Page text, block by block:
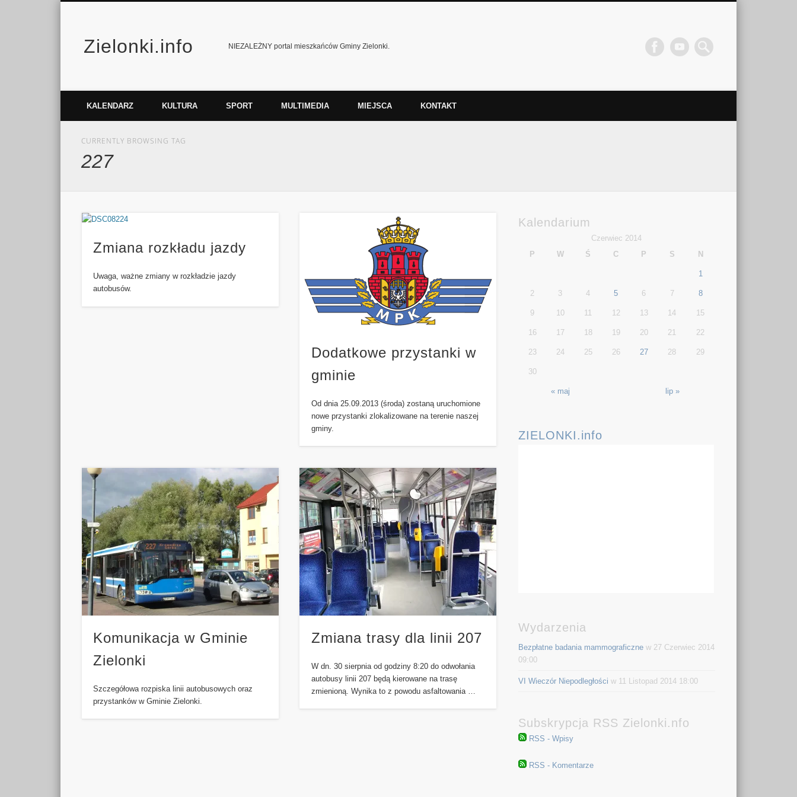
Zielonki.info NIEZALEŻNY portal mieszkańców Gminy Zielonki.
FacebookVimeo
KALENDARZ KULTURA SPORT MULTIMEDIA MIEJSCA KONTAKT
CURRENTLY BROWSING TAG
227
Zmiana rozkładu jazdy
Uwaga, ważne zmiany w rozkładzie jazdy
autobusów.
Dodatkowe przystanki w
gminie
Od dnia 25.09.2013 (środa) zostaną uruchomione
nowe przystanki zlokalizowane na terenie naszej
gminy.
Komunikacja w Gminie
Zielonki
Szczegółowa rozpiska linii autobusowych oraz
przystanków w Gminie Zielonki.
Zmiana trasy dla linii 207
W dn. 30 sierpnia od godziny 8:20 do odwołania
autobusy linii 207 będą kierowane na trasę
zmienioną. Wynika to z powodu asfaltowania …
Kalendarium
Czerwiec 2014
P
W Ś C P S N
« maj lip »
1
2 3 4 5 6 7 8
9 10 11 12 13 14 15
16 17 18 19 20 21 22
23 24 25 26 27 28 29
30
ZIELONKI.info
Wydarzenia
Bezpłatne badania mammograficzne w 27 Czerwiec 2014
09:00
VI Wieczór Niepodległości w 11 Listopad 2014 18:00
Subskrypcja RSS Zielonki.nfo
RSS - Wpisy
RSS - Komentarze